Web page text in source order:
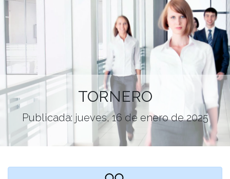
TORNERO
Publicada: jueves, 16 de enero de 2025